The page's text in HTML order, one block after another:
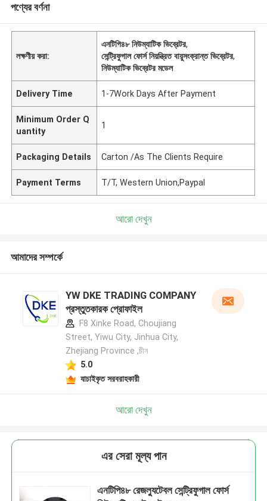
পণ্যের বর্ণনা
লক্ষণীয় করা:
এনটিপি৪৮ নিউম্যাটিক ভিব্রেটর,
সেন্ট্রিফুগাল ফোর্স নিয়ন্ত্রিত বায়ুসংক্রান্ত ভিব্রেটর,
নিউম্যাটিক ভিব্রেটর মডেল
Delivery Time 1-7Work Days After Payment
Minimum Order Q
uantity
1
Packaging Details Carton /As The Clients Require
Payment Terms T/T, Western Union,Paypal
আরো দেখুন
আমাদের সম্পর্কে
YW DKE TRADING COMPANY
প্রস্তুতকারক প্রোফাইল
F8 Xinke Road, Choujiang
Street, Yiwu City, Jinhua City,
Zhejiang Province ,চীন
5.0
যাচাইকৃত সরবরাহকারী
আরো দেখুন
এর সেরা মূল্য পান
এনটিপি৪৮ রেজল্যুটেবল সেন্ট্রিফুগাল ফোর্স